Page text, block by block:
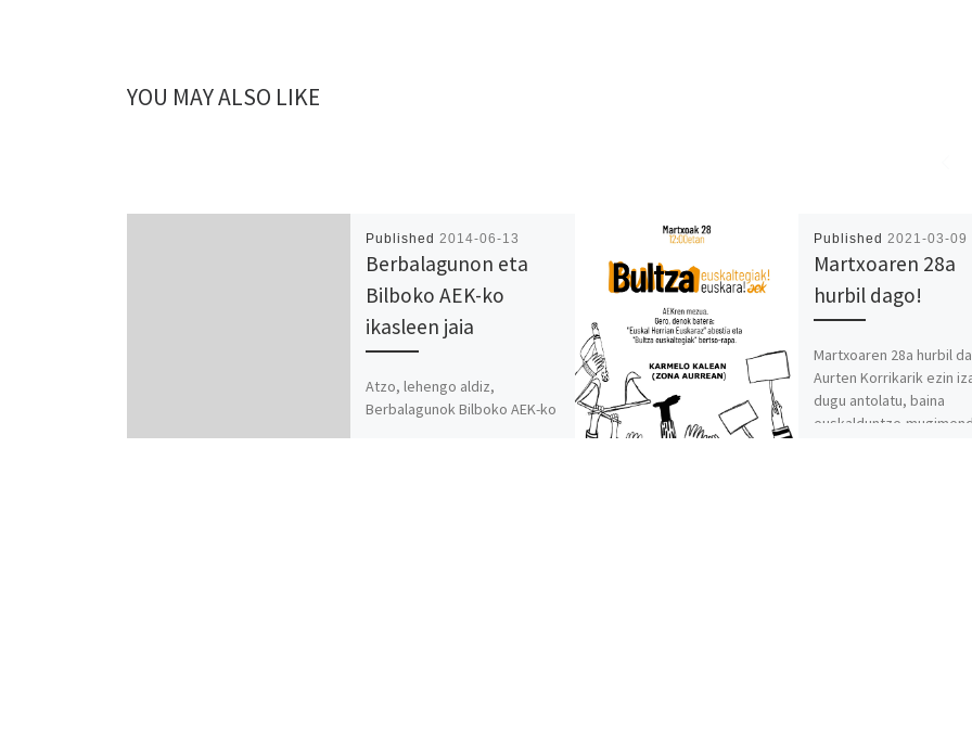
YOU MAY ALSO LIKE
Published2014-06-13
Berbalagunon eta
Bilboko AEK-ko
ikasleen jaia
Atzo, lehengo aldiz,
Berbalagunok Bilboko AEK-ko
Published 2021-03-09
Martxoaren 28a
hurbil dago!
Martxoaren 28a hurbil
Aurten Korrikarik ezin
dugu antolatu, baina
euskalduntze-